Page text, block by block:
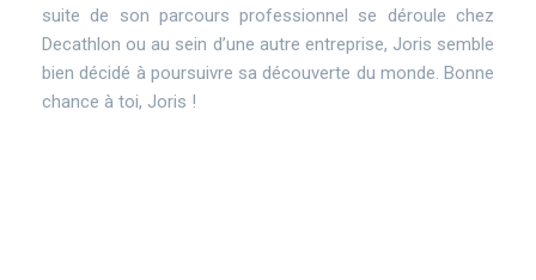
suite de son parcours professionnel se déroule chez
Decathlon ou au sein d’une autre entreprise, Joris semble
bien décidé à poursuivre sa découverte du monde. Bonne
chance à toi, Joris !